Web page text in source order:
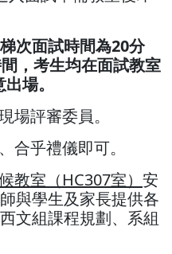
次面試時間為20分
，考生均在面試教室
場。
評審委員。
乎禮儀即可。
教室 （HC307室） 安
與學生及家長提供各
文組課程規劃、系組